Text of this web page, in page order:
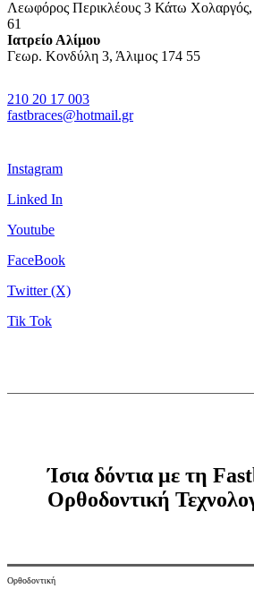
Λεωφόρος Περικλέους 3 Κάτω
61
Ιατρείο Αλίμου
Γεωρ. Κονδύλη 3, Άλιμος 174 55
210 20 17 003
fastbraces@hotmail.gr
Instagram
Linked In
Youtube
FaceBook
Twitter (X)
Tik Tok
Ίσια δόντια με τη
Ορθοδοντική
Ορθοδοντική